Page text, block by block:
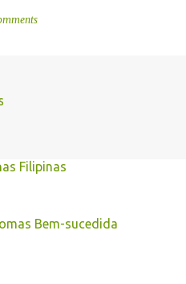
Filipinas
Bem-sucedida